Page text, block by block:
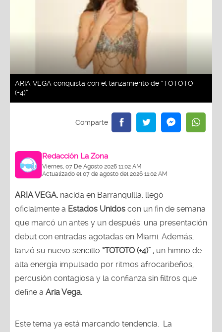
ARIA VEGA conquista con el lanzamiento de “TOTOTO
(+4)”
Redacción La Zona
Viernes, 07 De Agosto 2026 11:02 AM
Actualizado el 07 de agosto del 2026 11:02 AM
ARIA VEGA, nacida en Barranquilla, llegó
oficialmente a Estados Unidos con un fin de semana
que marcó un antes y un después: una presentación
debut con entradas agotadas en Miami. Además,
lanzó su nuevo sencillo “TOTOTO (+4)” , un himno de
alta energía impulsado por ritmos afrocaribeños,
percusión contagiosa y la confianza sin filtros que
define a Aria Vega.
Este tema ya está marcando tendencia. La